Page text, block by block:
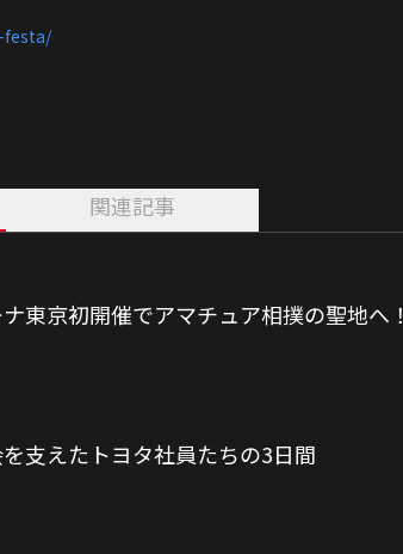
festa/
関連記事
東京初開催でアマチュア相撲の聖地へ！
支えたトヨタ社員たちの3日間